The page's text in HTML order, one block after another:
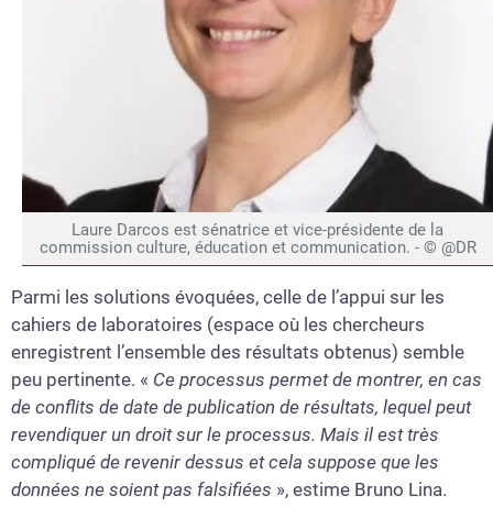
Laure Darcos est sénatrice et vice-présidente de la
commission culture, éducation et communication. - © @DR
Parmi les solutions évoquées, celle de l’appui sur les
cahiers de laboratoires (espace où les chercheurs
enregistrent l’ensemble des résultats obtenus) semble
peu pertinente. « Ce processus permet de montrer, en cas
de conflits de date de publication de résultats, lequel peut
revendiquer un droit sur le processus. Mais il est très
compliqué de revenir dessus et cela suppose que les
données ne soient pas falsifiées », estime Bruno Lina.